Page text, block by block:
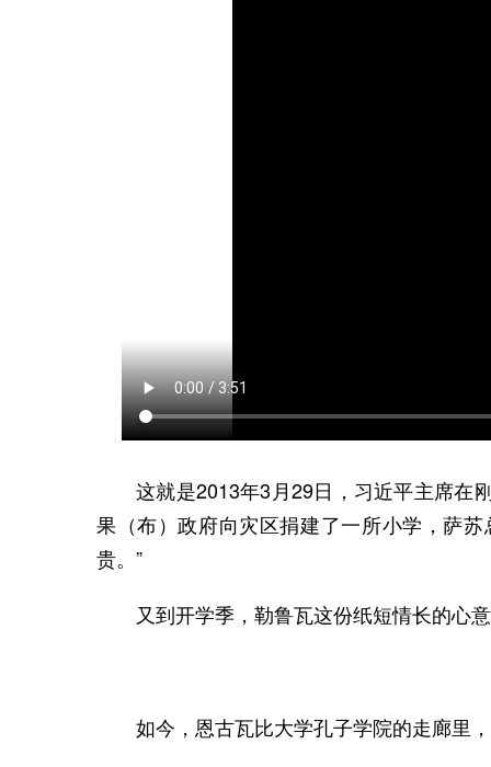
这就是2013年3月29日，习近平主席
果（布）政府向灾区捐建了一所小学，萨
贵。”
又到开学季，勒鲁瓦这份纸短情长的心意
如今，恩古瓦比大学孔子学院的走廊里